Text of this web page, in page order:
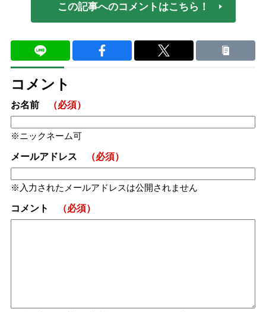
この記事へのコメントはこちら！
コメント
お名前 （必須）
ニックネーム可
メールアドレス （必須）
入力されたメールアドレスは公開されません
コメント （必須）